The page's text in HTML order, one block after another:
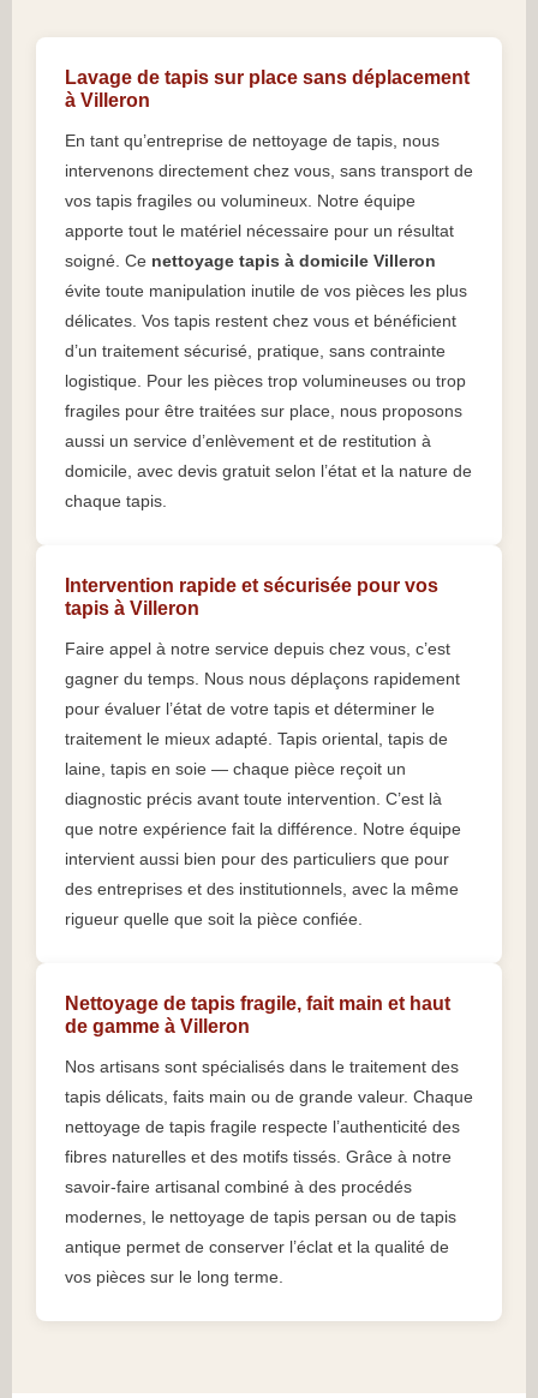
Lavage de tapis sur place sans déplacement
à Villeron
En tant qu’entreprise de nettoyage de tapis, nous
intervenons directement chez vous, sans transport de
vos tapis fragiles ou volumineux. Notre équipe
apporte tout le matériel nécessaire pour un résultat
soigné. Ce nettoyage tapis à domicile Villeron
évite toute manipulation inutile de vos pièces les plus
délicates. Vos tapis restent chez vous et bénéficient
d’un traitement sécurisé, pratique, sans contrainte
logistique. Pour les pièces trop volumineuses ou trop
fragiles pour être traitées sur place, nous proposons
aussi un service d’enlèvement et de restitution à
domicile, avec devis gratuit selon l’état et la nature de
chaque tapis.
Intervention rapide et sécurisée pour vos
tapis à Villeron
Faire appel à notre service depuis chez vous, c’est
gagner du temps. Nous nous déplaçons rapidement
pour évaluer l’état de votre tapis et déterminer le
traitement le mieux adapté. Tapis oriental, tapis de
laine, tapis en soie — chaque pièce reçoit un
diagnostic précis avant toute intervention. C’est là
que notre expérience fait la différence. Notre équipe
intervient aussi bien pour des particuliers que pour
des entreprises et des institutionnels, avec la même
rigueur quelle que soit la pièce confiée.
Nettoyage de tapis fragile, fait main et haut
de gamme à Villeron
Nos artisans sont spécialisés dans le traitement des
tapis délicats, faits main ou de grande valeur. Chaque
nettoyage de tapis fragile respecte l’authenticité des
fibres naturelles et des motifs tissés. Grâce à notre
savoir-faire artisanal combiné à des procédés
modernes, le nettoyage de tapis persan ou de tapis
antique permet de conserver l’éclat et la qualité de
vos pièces sur le long terme.